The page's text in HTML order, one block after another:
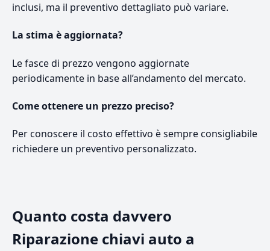
inclusi, ma il preventivo dettagliato può variare.
La stima è aggiornata?
Le fasce di prezzo vengono aggiornate
periodicamente in base all’andamento del mercato.
Come ottenere un prezzo preciso?
Per conoscere il costo effettivo è sempre consigliabile
richiedere un preventivo personalizzato.
Quanto costa davvero
Riparazione chiavi auto a